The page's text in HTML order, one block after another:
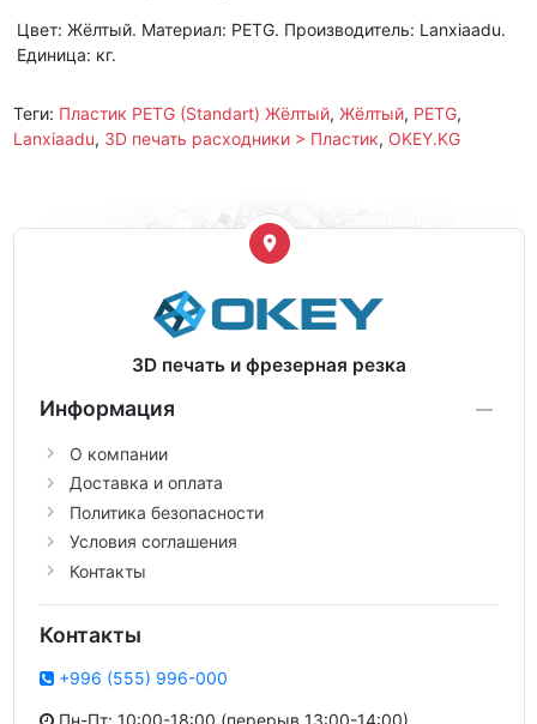
Цвет: Жёлтый. Материал: PETG. Производитель: Lanxiaadu.
Единица: кг.
Теги: Пластик PETG (Standart) Жёлтый, Жёлтый, PETG,
Lanxiaadu, 3D печать расходники > Пластик, OKEY.KG
3D печать и фрезерная резка
Информация
О компании
Доставка и оплата
Политика безопасности
Условия соглашения
Контакты
Контакты
+996 (555) 996-000